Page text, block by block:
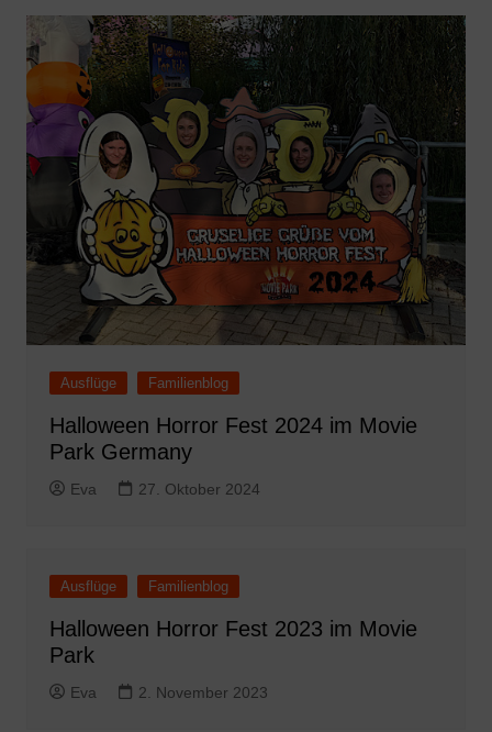
Ausflüge Familienblog
Halloween Horror Fest 2024 im Movie
Park Germany
Eva 27. Oktober 2024
Ausflüge Familienblog
Halloween Horror Fest 2023 im Movie
Park
Eva 2. November 2023